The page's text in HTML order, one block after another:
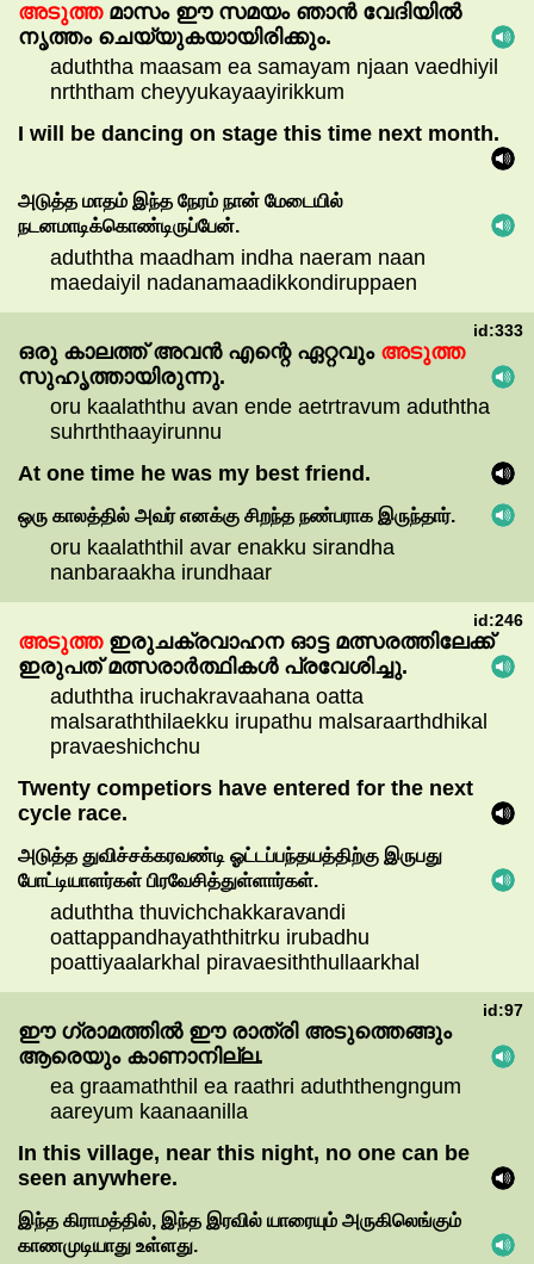
അടുത്ത മാസം ഈ സമയം ഞാൻ വേദിയിൽ
നൃത്തം ചെയ്യുകയായിരിക്കും.
aduththa maasam ea samayam njaan vaedhiyil
nrththam cheyyukayaayirikkum
I will be dancing on stage this time next month.
அடுத்த மாதம் இந்த நேரம் நான் மேடையில்
நடனமாடிக்கொண்டிருப்பேன்.
aduththa maadham indha naeram naan
maedaiyil nadanamaadikkondiruppaen
id:333
ഒരു കാലത്ത് അവൻ എന്റെ ഏറ്റവും അടുത്ത
സുഹൃത്തായിരുന്നു.
oru kaalaththu avan ende aetrtravum aduththa
suhrththaayirunnu
At one time he was my best friend.
ஒரு காலத்தில் அவர்எனக்கு சிறந்த நண்பராக இருந்தார்.
oru kaalaththil avar enakku sirandha
nanbaraakha irundhaar
id:246
അടുത്ത ഇരുചക്രവാഹന ഓട്ട മത്സരത്തിലേക്ക്
ഇരുപത് മത്സരാർത്ഥികൾ പ്രവേശിച്ചു.
aduththa iruchakravaahana oatta
malsaraththilaekku irupathu malsaraarthdhikal
pravaeshichchu
Twenty competiors have entered for the next
cycle race.
அடுத்த துவிச்சக்கரவண்டி ஓட்டப்பந்தயத்திற்கு இருபது
போட்டியாளர்கள் பிரவேசித்துள்ளார்கள்.
aduththa thuvichchakkaravandi
oattappandhayaththitrku irubadhu
poattiyaalarkhal piravaesiththullaarkhal
id:97
ഈ ഗ്രാമത്തിൽ ഈ രാത്രി അടുത്തെങ്ങും
ആരെയും കാണാനില്ല.
ea graamaththil ea raathri aduththengngum
aareyum kaanaanilla
In this village, near this night, no one can be
seen anywhere.
இந்த கிராமத்தில், இந்த இரவில் யாரையும் அருகிலெங்கும்
காணமுடியாது உள்ளது.